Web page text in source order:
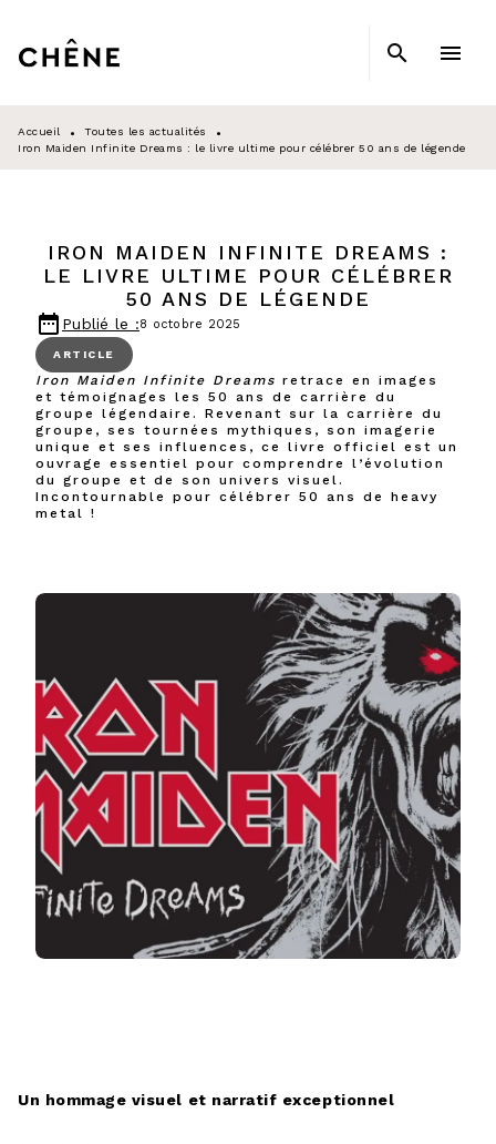
MENU
search menu
Accueil • Toutes les actualités •
Iron Maiden Infinite Dreams : le livre ultime pour célébrer 50 ans de légende
IRON MAIDEN INFINITE DREAMS :
LE LIVRE ULTIME POUR CÉLÉBRER
50 ANS DE LÉGENDE
date_range Publié le :8 octobre 2025
ARTICLE
Iron Maiden Infinite Dreams retrace en images
et témoignages les 50 ans de carrière du
groupe légendaire. Revenant sur la carrière du
groupe, ses tournées mythiques, son imagerie
unique et ses influences, ce livre officiel est un
ouvrage essentiel pour comprendre l’évolution
du groupe et de son univers visuel.
Incontournable pour célébrer 50 ans de heavy
metal !
Un hommage visuel et narratif exceptionnel